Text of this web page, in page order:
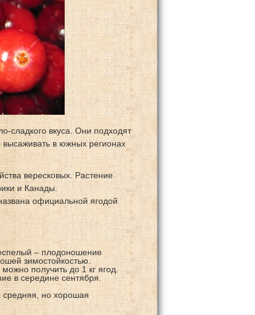
сладкого вкуса. Они подходят
высаживать в южных регионах
вересковых. Растение
и Канады.
официальной ягодой
– плодоношение
зимостойкостью.
получить до 1 кг ягод.
в середине сентября.
средняя, но хорошая